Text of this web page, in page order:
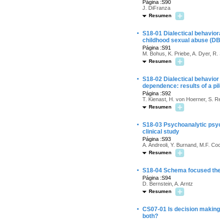
Página :S90
J. DiFranza
Resumen
· S18-01 Dialectical
childhood sexual abuse
Página :S91
M. Bohus, K. Priebe, A. Dyer, R.
Resumen
· S18-02 Dialectical
dependence: results of a
Página :S92
T. Kienast, H. von Hoerner, S.
Resumen
· S18-03 Psychoanalytic
clinical study
Página :S93
A. Andreoli, Y. Burnand, M.F.
Resumen
· S18-04 Schema focused
Página :S94
D. Bernstein, A. Arntz
Resumen
· CS07-01 Is decision
both?